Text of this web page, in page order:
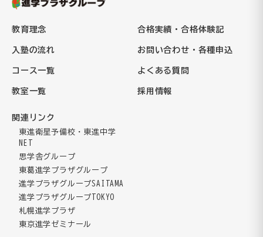
教育理念
入塾の流れ
コース一覧
教室一覧
合格実績・合格体験記
お問い合わせ・各種申込
よくある質問
採用情報
関連リンク
東進衛星予備校・東進中学
NET
思学舎グループ
東葛進学プラザグループ
進学プラザグループSAITAMA
進学プラザグループTOKYO
札幌進学プラザ
東京進学ゼミナール